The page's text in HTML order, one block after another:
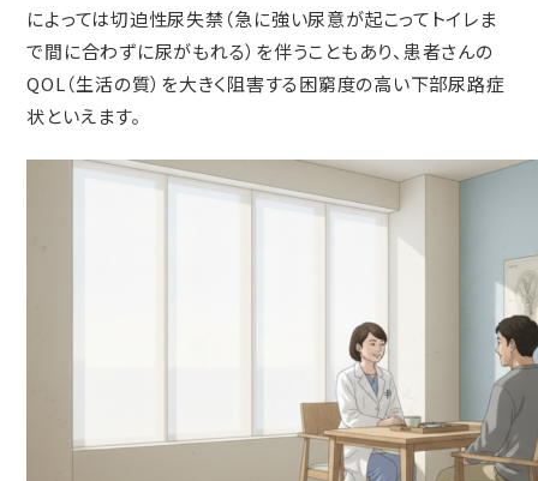
によっては切迫性尿失禁（急に強い尿意が起こってトイレま
で間に合わずに尿がもれる）を伴うこともあり、患者さんの
QOL（生活の質）を大きく阻害する困窮度の高い下部尿路症
状といえます。